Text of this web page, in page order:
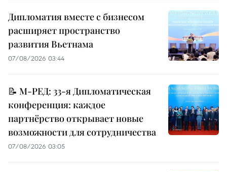
Дипломатия вместе с бизнесом
расширяет пространство
развития Вьетнама
07/08/2026 03:44
📝 М-РЕД: 33-я Дипломатическая
конференция: каждое
партнёрство открывает новые
возможности для сотрудничества
07/08/2026 03:05